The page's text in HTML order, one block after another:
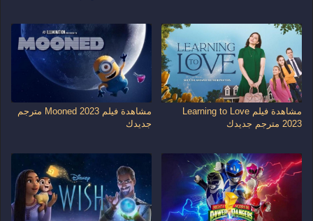
مشاهدة فيلم Learning to Love
2023 مترجم جديدك
مشاهدة فيلم Mooned 2023 مترجم
جديدك